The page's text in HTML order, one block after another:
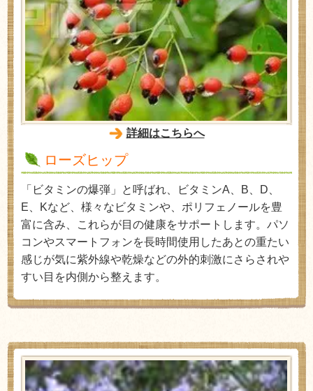
詳細はこちらへ
ローズヒップ
「ビタミンの爆弾」と呼ばれ、ビタミンA、B、D、
E、Kなど、様々なビタミンや、ポリフェノールを豊
富に含み、これらが目の健康をサポートします。パソ
コンやスマートフォンを長時間使用したあとの重たい
感じが気に紫外線や乾燥などの外的刺激にさらされや
すい目を内側から整えます。